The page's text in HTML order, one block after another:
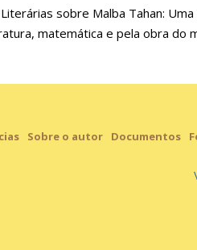
sobre Malba Tahan:
matemática e pela obra do
Sobre o autor Documentos